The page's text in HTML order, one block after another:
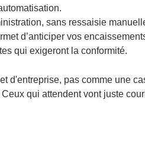
sans ressaisie
d’anticiper vos
qui exigeront la conformité.
d'entreprise, pas comme une
qui attendent vont juste